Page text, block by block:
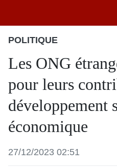
POLITIQUE
Les ONG
pour leurs
développement
économique
27/12/2023 02:51